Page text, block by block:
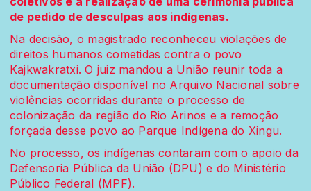
de pedido de desculpas aos indígenas.
Na decisão, o magistrado reconheceu violações de
direitos humanos cometidas contra o povo
Kajkwakratxi. O juiz mandou a União reunir toda a
documentação disponível no Arquivo Nacional sobre
violências ocorridas durante o processo de
colonização da região do Rio Arinos e a remoção
forçada desse povo ao Parque Indígena do Xingu.
No processo, os indígenas contaram com o apoio da
Defensoria Pública da União (DPU) e do Ministério
Público Federal (MPF).